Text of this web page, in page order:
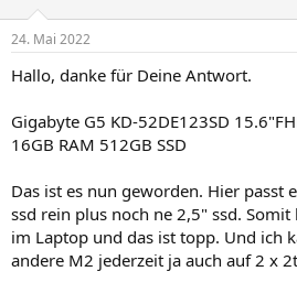
24. Mai 2022
Hallo, danke für Deine Antwort.
Gigabyte G5 KD-52DE123SD
16GB RAM 512GB SSD
Das ist es nun geworden. Hier passt
ssd rein plus noch ne 2,5" ssd.
im Laptop und das ist topp. Und ich
andere M2 jederzeit ja auch auf 2 x